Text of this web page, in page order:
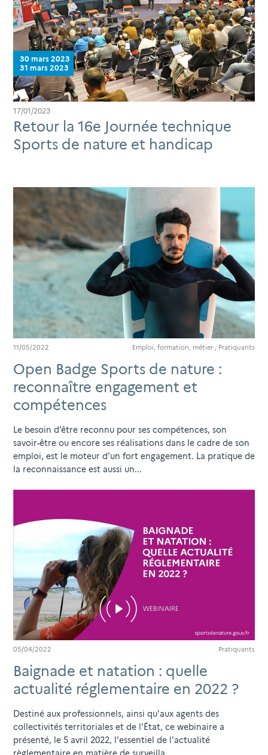
30 mars 2023
31 mars 2023
17/01/2023
Retour la 16e Journée technique
Sports de nature et handicap
11/05/2022 Emploi, formation, métier Pratiquants
Open Badge Sports de nature :
reconnaître engagement et
compétences
Le besoin d’être reconnu pour ses compétences, son
savoir-être ou encore ses réalisations dans le cadre de son
emploi, est le moteur d’un fort engagement. La pratique de
la reconnaissance est aussi un...
05/04/2022 Pratiquants
Baignade et natation : quelle
actualité réglementaire en 2022 ?
Destiné aux professionnels, ainsi qu'aux agents des
collectivités territoriales et de l'État, ce webinaire a
présenté, le 5 avril 2022, l'essentiel de l'actualité